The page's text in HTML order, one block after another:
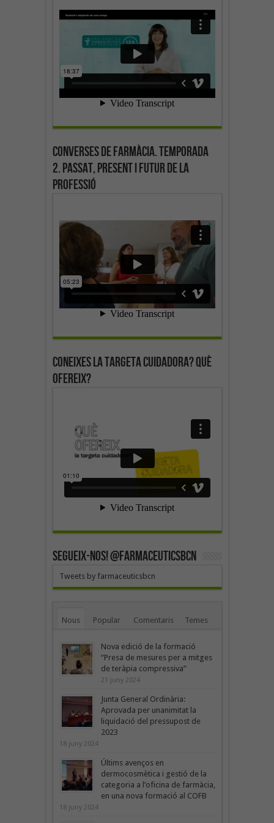
Converses de farmàcia. Temporada
2. Passat, present i futur de la
professió
Coneixes la targeta cuidadora? Què
ofereix?
SEGUEIX-NOS! @farmaceuticsbcn
Tweets by farmaceuticsbcn
Nous Popular Comentaris Temes
Nova edició de la formació
“Presa de mesures per a mitges
de teràpia compressiva”
21 juny 2024
Junta General Ordinària:
Aprovada per unanimitat la
liquidació del pressupost de
2023
18 juny 2024
Últims avenços en
dermocosmètica i gestió de la
categoria a l’oficina de farmàcia,
en una nova formació al COFB
18 juny 2024